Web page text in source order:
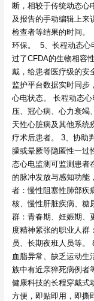
断，相较于传统动态心
及报告的手动编辑上来
检查者等结果的时间。
环保。 5、长程动态心
过了CFDA的生物相容
戴，给患者医疗级的安
监护平台数据实时同步
心电状态。 长程动态
压、冠心病、心力衰竭
天性心脏病及其他系统
疗术后患者。 3、协助
朦或晕厥等隐匿性一过
态心电监测可监测患者
的脉冲发放与感知功能
者：慢性阻塞性肺部疾
核、慢性肝脏疾病、糖
群：青春期、妊娠期、
度精神紧张的职业人群
员、长期夜班人员等。
血脂异常、缺乏运动生
族中有近亲猝死病例者
健康科技的长程穿戴式
方便，即贴即用，即撕